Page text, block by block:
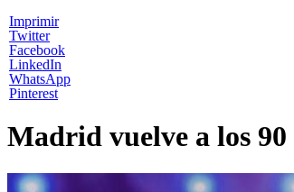
Imprimir
Twitter
Facebook
LinkedIn
WhatsApp
Pinterest
Madrid vuelve a los 90